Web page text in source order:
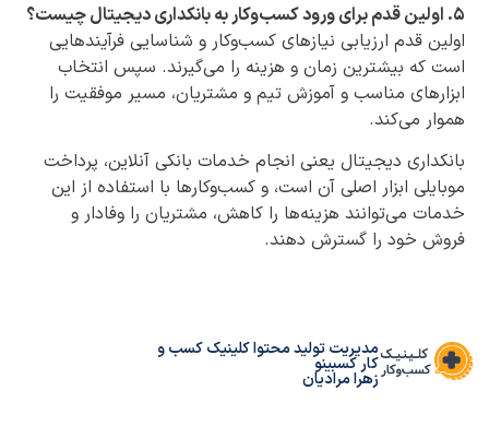
۵. اولین قدم برای ورود کسب‌وکار به بانکداری دیجیتال چیست؟
اولین قدم ارزیابی نیازهای کسب‌وکار و شناسایی فرآیندهایی
است که بیشترین زمان و هزینه را می‌گیرند. سپس انتخاب
ابزارهای مناسب و آموزش تیم و مشتریان، مسیر موفقیت را
هموار می‌کند.
بانکداری دیجیتال یعنی انجام خدمات بانکی آنلاین، پرداخت
موبایلی ابزار اصلی آن است، و کسب‌وکارها با استفاده از این
خدمات می‌توانند هزینه‌ها را کاهش، مشتریان را وفادار و
فروش خود را گسترش دهند.
مدیریت تولید محتوا کلینیک کسب و
کار کسبینو
زهرا مرادیان